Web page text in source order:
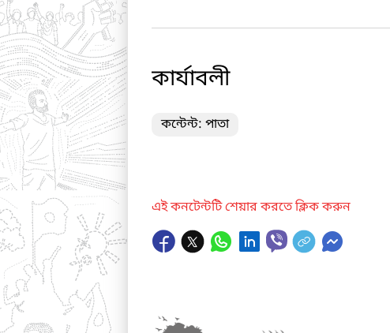
কার্যাবলী
কন্টেন্ট: পাতা
এই কনটেন্টটি শেয়ার করতে ক্লিক করুন